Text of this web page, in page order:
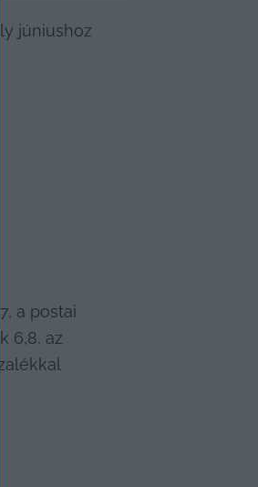
júniushoz
a postai
6,8, az